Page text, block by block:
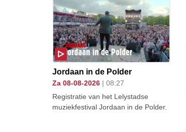
Jordaan in de Polder
za 08-08-2026 | 08:27
Registratie van het Lelystadse
muziekfestival Jordaan in de Polder.